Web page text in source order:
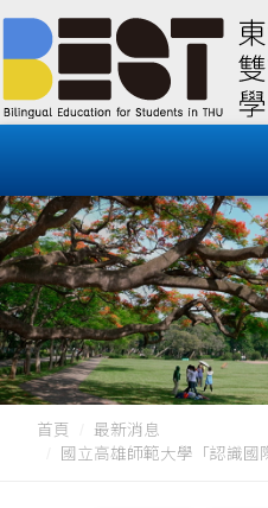
首頁
最新消息
國立高雄師範大學「認識國